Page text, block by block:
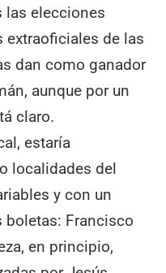
ar
tir
las elecciones
extraoficiales de las
dan como ganador
aunque por un
claro.
estaría
localidades del
y con un
boletas: Francisco
en principio,